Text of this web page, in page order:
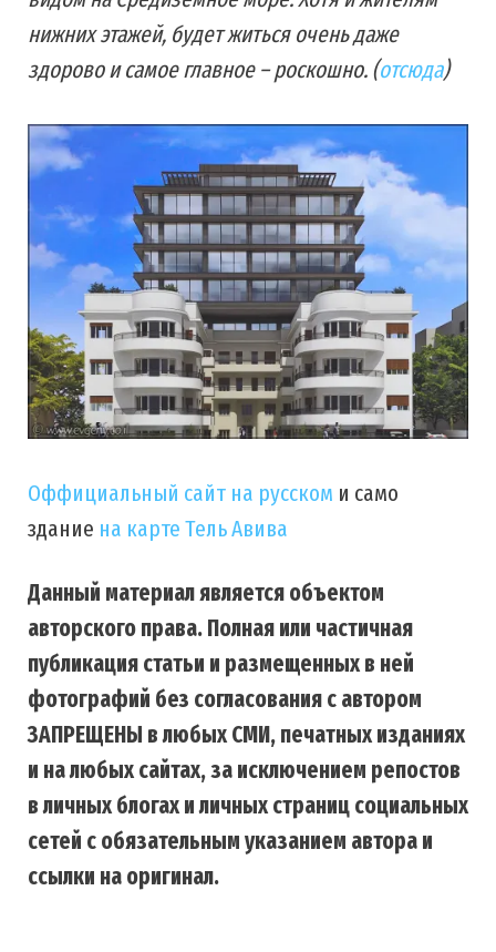
нижних этажей, будет житься очень даже
здорово и самое главное – роскошно. (отсюда)
Оффициальный сайт на русском и само
здание на карте Тель Авива
Данный материал является объектом
авторского права. Полная или частичная
публикация статьи и размещенных в ней
фотографий без согласования с автором
ЗАПРЕЩЕНЫ в любых СМИ, печатных изданиях
и на любых сайтах, за исключением репостов
в личных блогах и личных страниц социальных
сетей с обязательным указанием автора и
ссылки на оригинал.